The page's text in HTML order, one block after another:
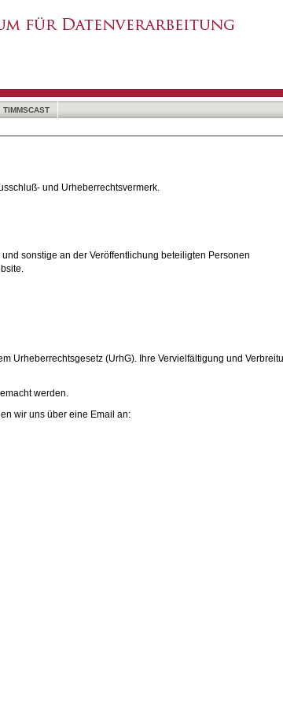
TIMMSCAST
und Urheberrechtsvermerk.
sonstige an der Veröffentlichung beteiligten Personen
Urheberrechtsgesetz (UrhG). Ihre Vervielfältigung und
werden.
wir uns über eine Email an: